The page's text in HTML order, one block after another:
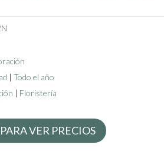
| Todo el año
| Floristería
VER PRECIOS